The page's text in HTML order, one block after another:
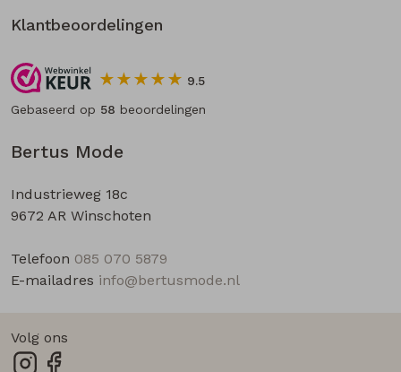
Bertus Mode
Industrieweg 18c
9672 AR Winschoten
Telefoon 085 070 5879
E-mailadres info@bertusmode.nl
Klantbeoordelingen
9.5
Gebaseerd op 58 beoordelingen
Volg ons